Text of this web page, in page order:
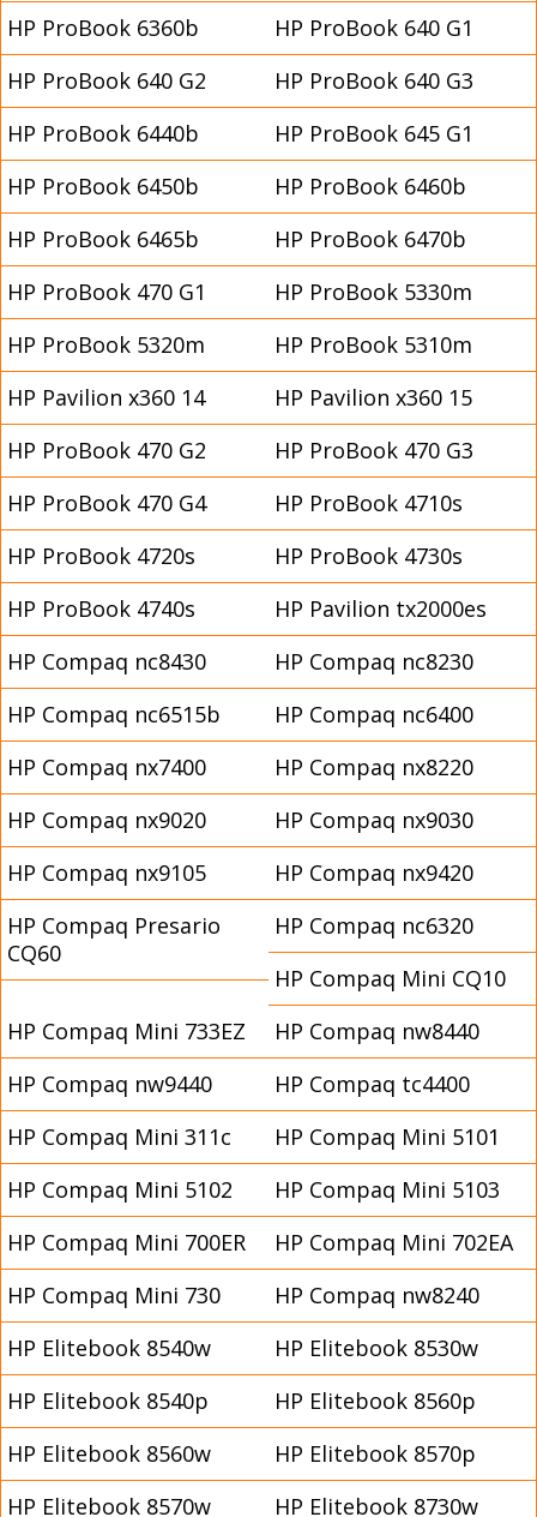
HP ProBook 6360b
HP ProBook 640 G1
HP ProBook 640 G2
HP ProBook 640 G3
HP ProBook 6440b
HP ProBook 645 G1
HP ProBook 6450b
HP ProBook 6460b
HP ProBook 6465b
HP ProBook 6470b
HP ProBook 470 G1
HP ProBook 5330m
HP ProBook 5320m
HP ProBook 5310m
HP Pavilion x360 14
HP Pavilion x360 15
HP ProBook 470 G2
HP ProBook 470 G3
HP ProBook 470 G4
HP ProBook 4710s
HP ProBook 4720s
HP ProBook 4730s
HP ProBook 4740s
HP Pavilion tx2000es
HP Compaq nc8430
HP Compaq nc8230
HP Compaq nc6515b
HP Compaq nc6400
HP Compaq nx7400
HP Compaq nx8220
HP Compaq nx9020
HP Compaq nx9030
HP Compaq nx9105
HP Compaq nx9420
HP Compaq Presario
CQ60
HP Compaq nc6320
HP Compaq Mini CQ10
HP Compaq Mini 733EZ
HP Compaq nw8440
HP Compaq nw9440
HP Compaq tc4400
HP Compaq Mini 311c
HP Compaq Mini 5101
HP Compaq Mini 5102
HP Compaq Mini 5103
HP Compaq Mini 700ER
HP Compaq Mini 702EA
HP Compaq Mini 730
HP Compaq nw8240
HP Elitebook 8540w
HP Elitebook 8530w
HP Elitebook 8540p
HP Elitebook 8560p
HP Elitebook 8560w
HP Elitebook 8570p
HP Elitebook 8570w
HP Elitebook 8730w